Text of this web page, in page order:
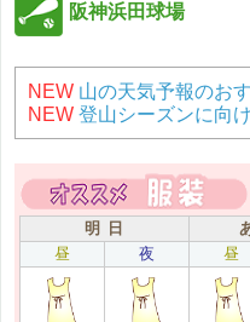
阪神浜田球場
NEW 山の天気予報のお
NEW 登山シーズンに向
明 日
昼
夜 昼